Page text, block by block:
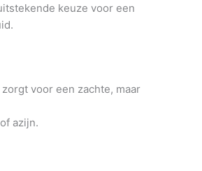
keuze voor een
voor een zachte, maar
azijn.